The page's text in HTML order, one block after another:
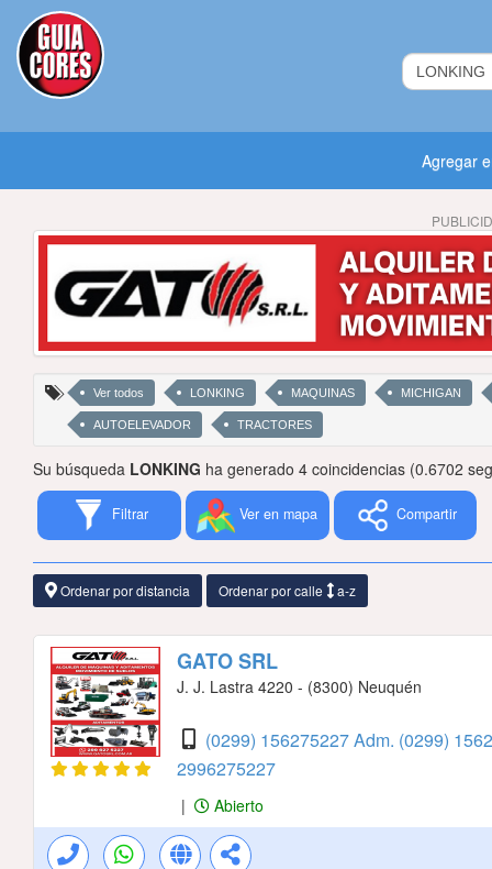
Agregar
Ver todos LONKING MAQUINAS MICHIGAN
AUTOELEVADOR TRACTORES
Su búsqueda LONKING ha generado 4 coincidencias (0.6702
Filtrar Ver en mapa Compartir
Ordenar por distancia Ordenar por calle a-z
GATO SRL
J. J. Lastra 4220 - (8300) Neuquén
(0299) 156275227 Adm. (0299)
2996275227
| Abierto